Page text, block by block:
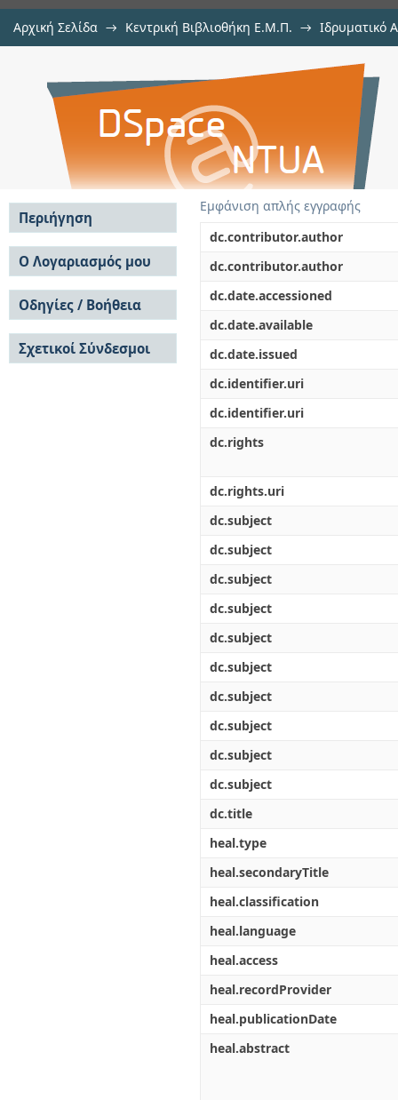
Αρχική Σελίδα → Κεντρική Βιβλιοθήκη Ε.Μ.Π. → Ιδρυματικό
Γενετικός αλγόριθμος στο
Εμφάνιση απλής εγγραφής
dc.contributor.author
dc.contributor.author
dc.date.accessioned
dc.date.available
dc.date.issued
dc.identifier.uri
dc.identifier.uri
dc.rights
dc.rights.uri
dc.subject
dc.subject
dc.subject
dc.subject
dc.subject
dc.subject
dc.subject
dc.subject
dc.subject
dc.subject
dc.title
heal.type
heal.secondaryTitle
heal.classification
heal.language
heal.access
heal.recordProvider
heal.publicationDate
heal.abstract
Περιήγηση
Σε όλο το DSpace
Κοινότητες & Συλλογές
Ανά Ημερομηνία
Έκδοσης
Συγγραφείς
Τίτλοι
Θέματα
Ο Λογαριασμός μου
Σύνδεση
Εγγραφή
Οδηγίες / Βοήθεια
Οδηγίες Υποβολής
Οδηγίες Χρήσης ΙΑ
Συχνές Ερωτήσεις
Σχετικοί Σύνδεσμοι